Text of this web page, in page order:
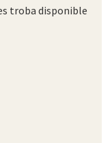
troba disponible